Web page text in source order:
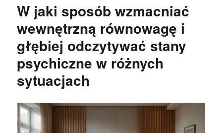
W jaki sposób wzmacniać
wewnętrzną równowagę i
głębiej odczytywać stany
psychiczne w różnych
sytuacjach